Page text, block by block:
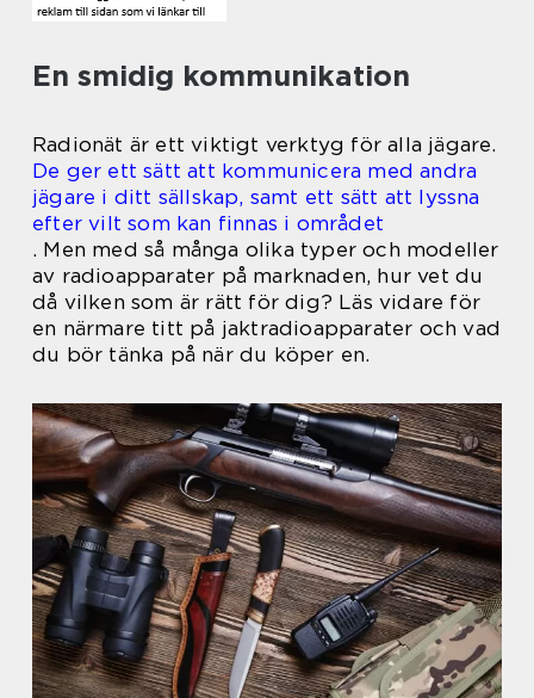
En smidig kommunikation
Radionät är ett viktigt verktyg för alla jägare.
De ger ett sätt att kommunicera med andra
jägare i ditt sällskap, samt ett sätt att lyssna
efter vilt som kan finnas i området
. Men med så många olika typer och modeller
av radioapparater på marknaden, hur vet du
då vilken som är rätt för dig? Läs vidare för
en närmare titt på jaktradioapparater och vad
du bör tänka på när du köper en.